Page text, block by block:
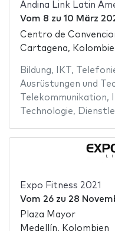
Andina Link Latin
Vom 8 zu 10 März
Centro de
Cartagena,
Bildung, IKT ,
Ausrüstungen und
Telekommunikation,
Technologie,
Expo Fitness 2021
Vom 26zu 28
Plaza Mayor
Medellín, Kolombien